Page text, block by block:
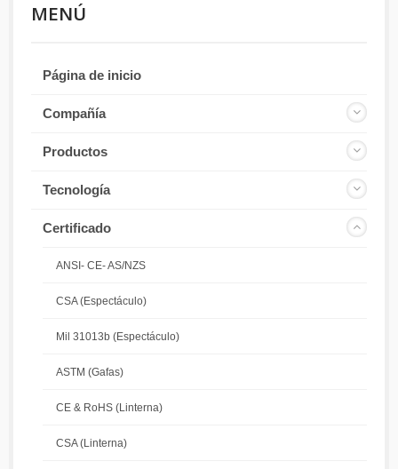
MENÚ
Página de inicio
Compañía
Productos
Tecnología
Certificado
ANSI- CE- AS/NZS
CSA (Espectáculo)
Mil 31013b (Espectáculo)
ASTM (Gafas)
CE & RoHS (Linterna)
CSA (Linterna)